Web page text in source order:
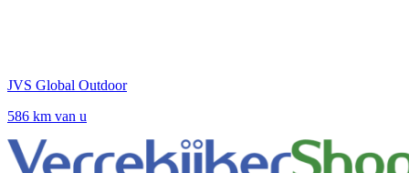
JVS Global Outdoor
586 km van u